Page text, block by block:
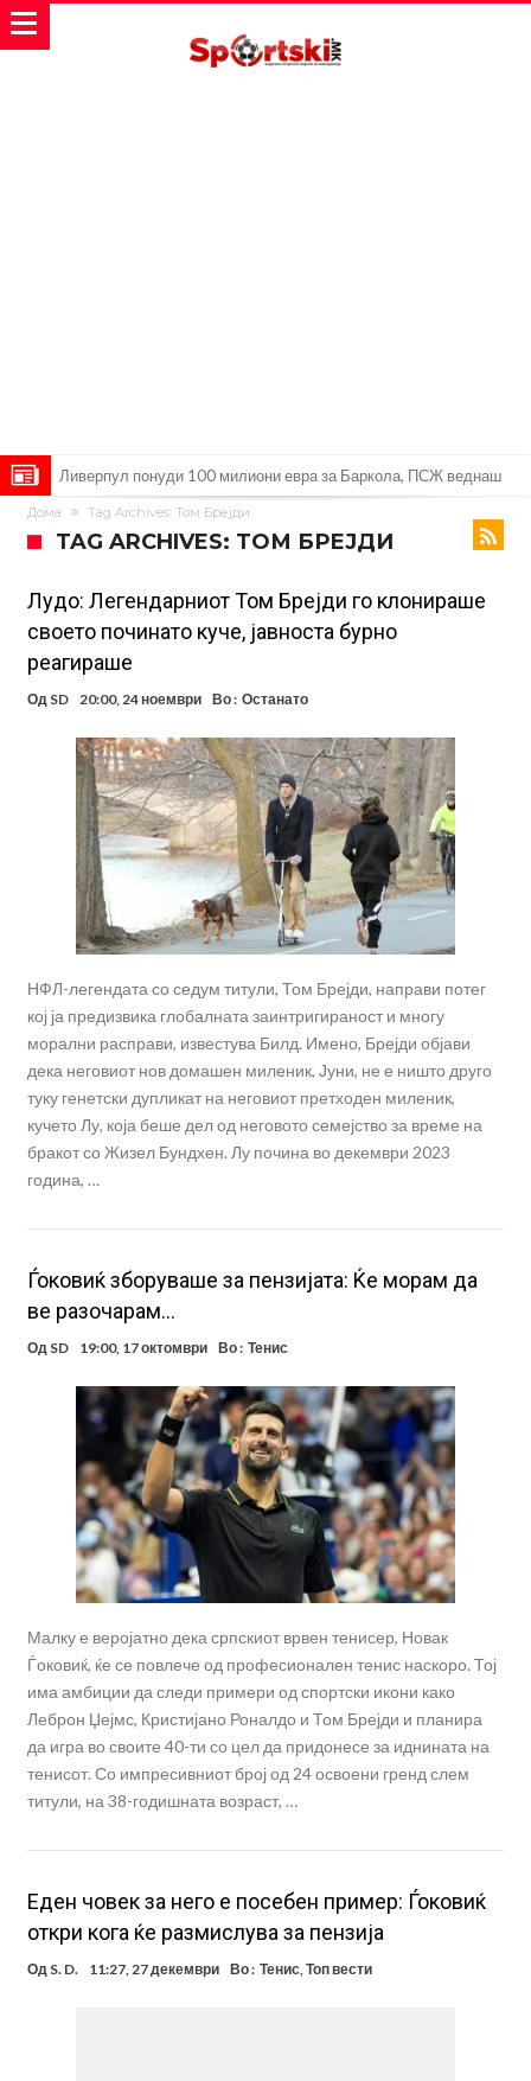
Модриќ откри што го натерало да остане во Милан
Стотици навивачи го пречекаа Салах во Истанбул
Арсенал и Њукасл веќе се договорија, Гимарејш заминува
АРСЕНАЛ ГО ЛАДИ ШАМПАЊОТ: Винисиус на праг на Лондон!
Познат е следниот клуб на Душан Влаховиќ!
“А”
Лукаку бара нов клуб
Тотенхем започна преговори со Гакпо
Дома Tag Archives: Том Брејди
TAG ARCHIVES: ТОМ БРЕЈДИ
Лудо: Легендарниот Том Брејди го клонираше
своето починато куче, јавноста бурно
реагираше
Од SD 20:00, 24 ноември Во : Останато
НФЛ-легендата со седум титули, Том Брејди, направи потег
кој ја предизвика глобалната заинтригираност и многу
морални расправи, известува Билд. Имено, Брејди објави
дека неговиот нов домашен миленик, Јуни, не е ништо друго
туку генетски дупликат на неговиот претходен миленик,
кучето Лу, која беше дел од неговото семејство за време на
бракот со Жизел Бундхен. Лу почина во декември 2023
година, …
Ѓоковиќ зборуваше за пензијата: Ќе морам да
ве разочарам…
Од SD 19:00, 17 октомври Во : Тенис
Малку е веројатно дека српскиот врвен тенисер, Новак
Ѓоковиќ, ќе се повлече од професионален тенис наскоро. Тој
има амбиции да следи примери од спортски икони како
Леброн Џејмс, Кристијано Роналдо и Том Брејди и планира
да игра во своите 40-ти со цел да придонесе за иднината на
тенисот. Со импресивниот број од 24 освоени гренд слем
титули, на 38-годишната возраст, …
Еден човек за него е посебен пример: Ѓоковиќ
откри кога ќе размислува за пензија
Од S. D. 11:27, 27 декември Во : Тенис,Топ вести